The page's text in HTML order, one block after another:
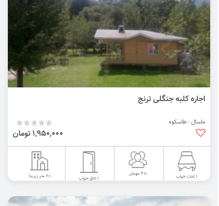
اجاره کلبه جنگلی ترنج
ماسال - طاسکوه
1,950,000 تومان
1 تخت خواب تا 4 مهمان
1 اتاق خواب 60 متر زیربنا